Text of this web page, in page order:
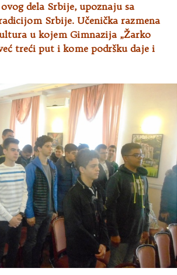
dela Srbije, upoznaju sa
Srbije. Učenička razmena
u kojem Gimnazija „Žarko
treći put i kome podršku daje i